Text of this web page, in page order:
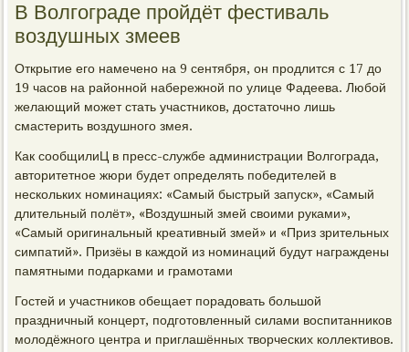
В Волгограде пройдёт фестиваль
воздушных змеев
Открытие его намечено на 9 сентября, он продлится с 17 до
19 часов на районной набережной по улице Фадеева. Любой
желающий может стать участников, достаточно лишь
смастерить воздушного змея.
Как сообщилиЦ в пресс-службе администрации Волгограда,
авторитетное жюри будет определять победителей в
нескольких номинациях: «Самый быстрый запуск», «Самый
длительный полёт», «Воздушный змей своими руками»,
«Самый оригинальный креативный змей» и «Приз зрительных
симпатий». Призёы в каждой из номинаций будут награждены
памятными подарками и грамотами
Гостей и участников обещает порадовать большой
праздничный концерт, подготовленный силами воспитанников
молодёжного центра и приглашённых творческих коллективов.